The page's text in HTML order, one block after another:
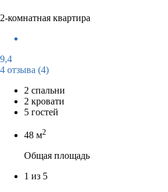
2-комнатная квартира
9,4
4 отзыва (4)
2 спальни
2 кровати
5 гостей
48 м2
Общая площадь
1 из 5